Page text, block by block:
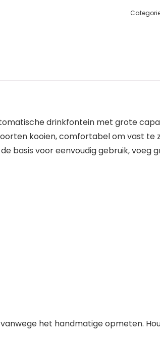
drinkfontein met grote
kooien, comfortabel om vast te
basis voor eenvoudig gebruik, voeg
het handmatige opmeten.